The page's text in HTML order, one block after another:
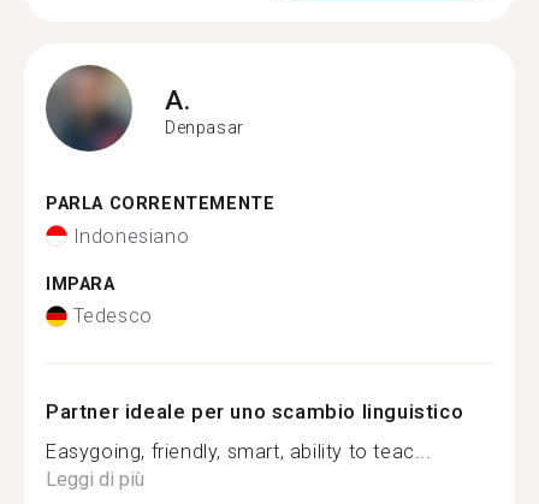
A.
Denpasar
PARLA CORRENTEMENTE
Indonesiano
IMPARA
Tedesco
Partner ideale per uno scambio linguistico
Easygoing, friendly, smart, ability to teac...
Leggi di più